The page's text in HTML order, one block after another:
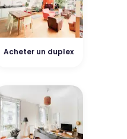
Acheter un duplex